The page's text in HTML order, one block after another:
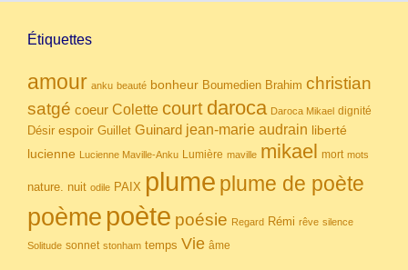
Étiquettes
amour anku beauté bonheur Boumedien Brahim christian
satgé coeur Colette court daroca Daroca Mikael dignité
Désir espoir Guillet Guinard jean-marie audrain liberté
lucienne Lucienne Maville-Anku Lumière maville mikael mort mots
nature. nuit odile PAIX plume plume de poète
poème poète poésie Regard Rémi rêve silence
Solitude sonnet stonham temps Vie âme